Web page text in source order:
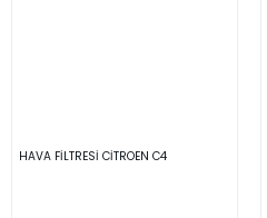
HAVA FİLTRESİ CİTROEN C4